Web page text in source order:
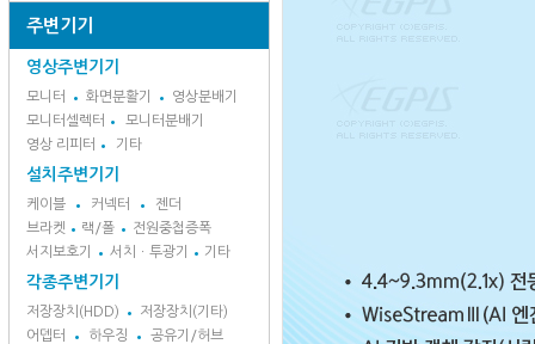
주변기기
영상주변기기
모니터 화면분활기
영상분배기
모니터셀렉터
모니터분배기
영상 리피터
기타
설치주변기기
케이블 커넥터
젠더
브라켓
랙/폴
전원중첩증폭
서지보호기
서치ㆍ투광기 기타
각종주변기기
저장장치(HDD)
저장장치(기타)
어뎁터
하우징
공유기/허브